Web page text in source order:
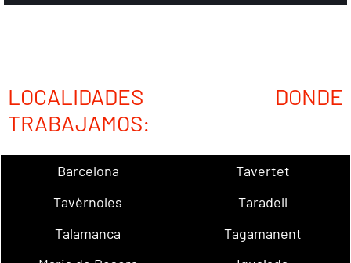
LOCALIDADES DONDE
TRABAJAMOS:
Barcelona
Tavertet
Tavèrnoles
Taradell
Talamanca
Tagamanent